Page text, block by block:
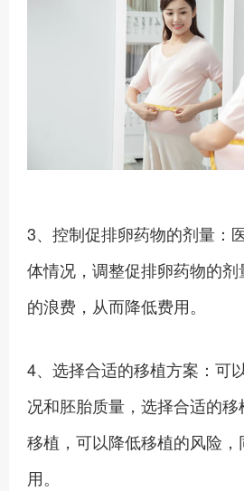
3、控制促排卵药物的剂量：
体情况，调整促排卵药物的
的浪费，从而降低费用。
4、选择合适的移植方案：可
况和胚胎质量，选择合适的
移植，可以降低移植的风险
用。